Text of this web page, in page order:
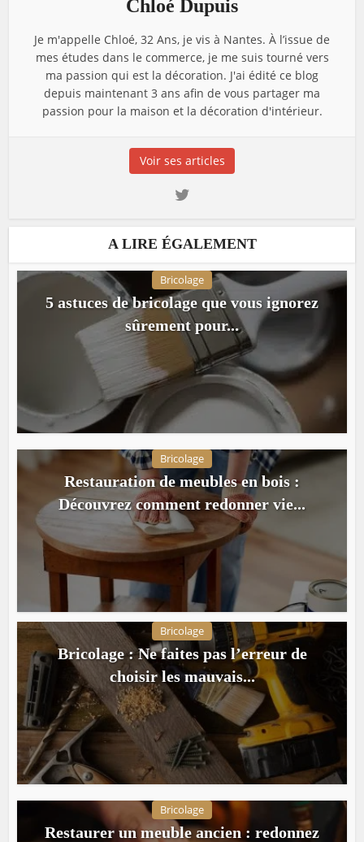
Chloé Dupuis
Je m'appelle Chloé, 32 Ans, je vis à Nantes. À l’issue de
mes études dans le commerce, je me suis tourné vers
ma passion qui est la décoration. J'ai édité ce blog
depuis maintenant 3 ans afin de vous partager ma
passion pour la maison et la décoration d'intérieur.
Voir ses articles
A LIRE ÉGALEMENT
Bricolage
5 astuces de bricolage que vous ignorez
sûrement pour...
Bricolage
Restauration de meubles en bois :
Découvrez comment redonner vie...
Bricolage
Bricolage : Ne faites pas l’erreur de
choisir les mauvais...
Bricolage
Restaurer un meuble ancien : redonnez